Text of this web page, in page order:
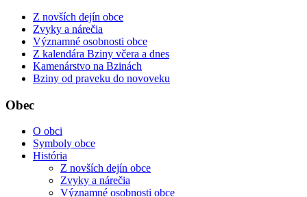
Z novších dejín obce
Zvyky a nárečia
Významné osobnosti obce
Z kalendára Bziny včera a dnes
Kamenárstvo na Bzinách
Bziny od praveku do novoveku
Obec
O obci
Symboly obce
História
Z novších dejín obce
Zvyky a nárečia
Významné osobnosti obce